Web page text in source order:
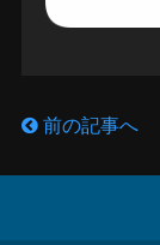
前の記事へ